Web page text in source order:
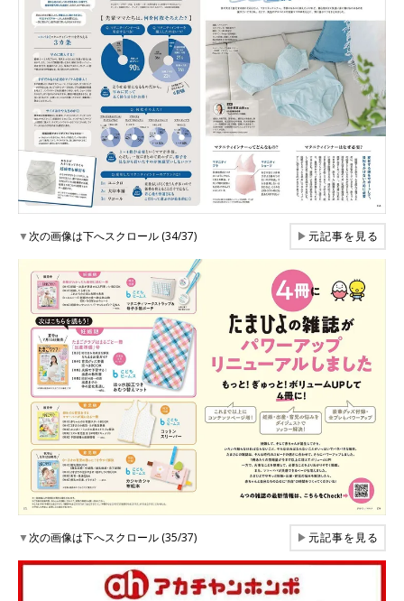
▼次の画像は下へスクロール (34/37) ▶元記事を見る
▼次の画像は下へスクロール (35/37) ▶元記事を見る